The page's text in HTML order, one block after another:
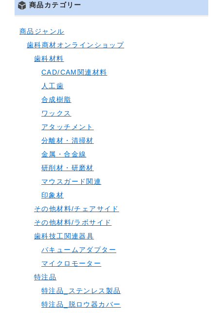
商品カテゴリー
商品ジャンル
歯科商材オンラインショップ
歯科材料
CAD/CAM関連材料
人工歯
合成樹脂
ワックス
アタッチメント
分離材・清掃材
金属・合金線
研削材・研磨材
マウスガード関連
印象材
その他材料/チェアサイド
その他材料/ラボサイド
歯科技工関連器具
バキュームアダプター
マイクロモーター
特注品
特注品_ステンレス製品
特注品_脱ロウ器カバー